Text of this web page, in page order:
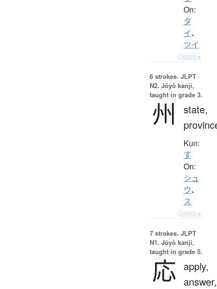
On:
タ
イ、
ツイ
Details ▸
6 strokes. JLPT
N2. Jōyō kanji,
taught in grade 3.
州
state,
Kun:
す
On:
シュ
ウ、
ス
Details ▸
7 strokes. JLPT
N1. Jōyō kanji,
taught in grade 5.
応 apply,
answer,